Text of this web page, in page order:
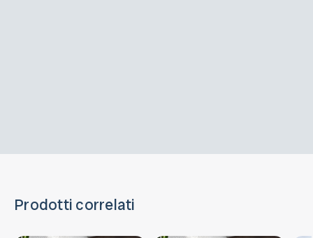
Prodotti correlati